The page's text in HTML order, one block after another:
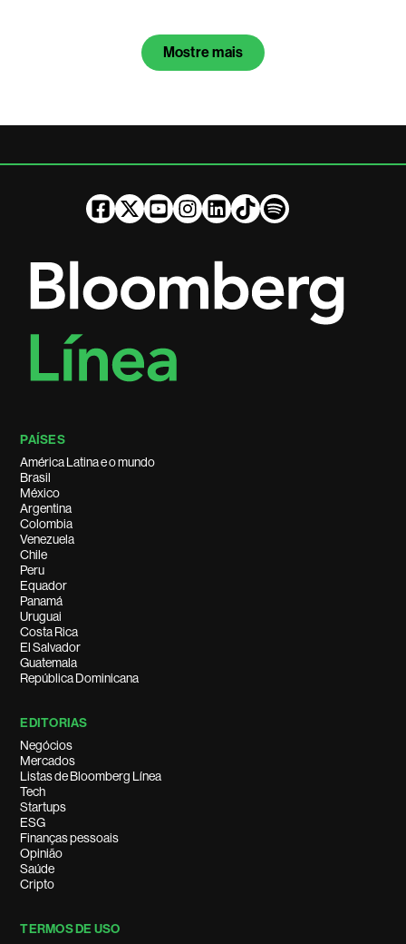
Mostre mais
PAÍSES
América Latina e o mundo
Brasil
México
Argentina
Colombia
Venezuela
Chile
Peru
Equador
Panamá
Uruguai
Costa Rica
El Salvador
Guatemala
República Dominicana
EDITORIAS
Negócios
Mercados
Listas de Bloomberg Línea
Tech
Startups
ESG
Finanças pessoais
Opinião
Saúde
Cripto
TERMOS DE USO